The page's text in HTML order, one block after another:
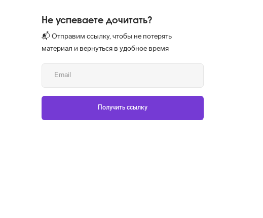
Не успеваете дочитать?
📬 Отправим ссылку, чтобы не потерять
материал и вернуться в удобное время